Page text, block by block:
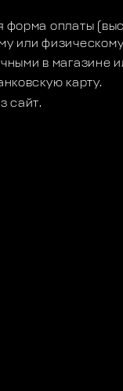
форма оплаты
или физическому
в магазине
карту.
сайт.